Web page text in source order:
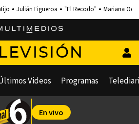
Julián Figueroa "El Recodo" Mariana
Videos Programas
En vivo